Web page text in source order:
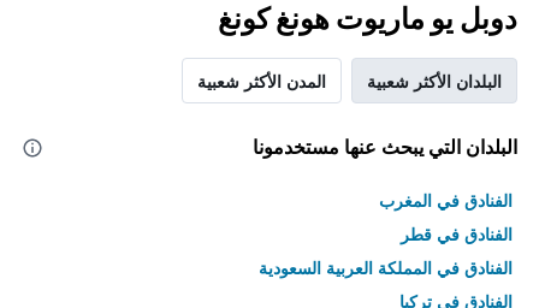
دوبل يو ماريوت هونغ كونغ
البلدان الأكثر شعبية المدن الأكثر شعبية
البلدان التي يبحث عنها مستخدمونا
الفنادق في المغرب
الفنادق في قطر
الفنادق في المملكة العربية السعودية
الفنادق في تركيا